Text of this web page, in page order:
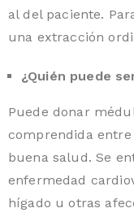
al del paciente.
una extracción
¿Quién puede
Puede donar
comprendida entre
buena salud. Se
enfermedad
hígado u otras